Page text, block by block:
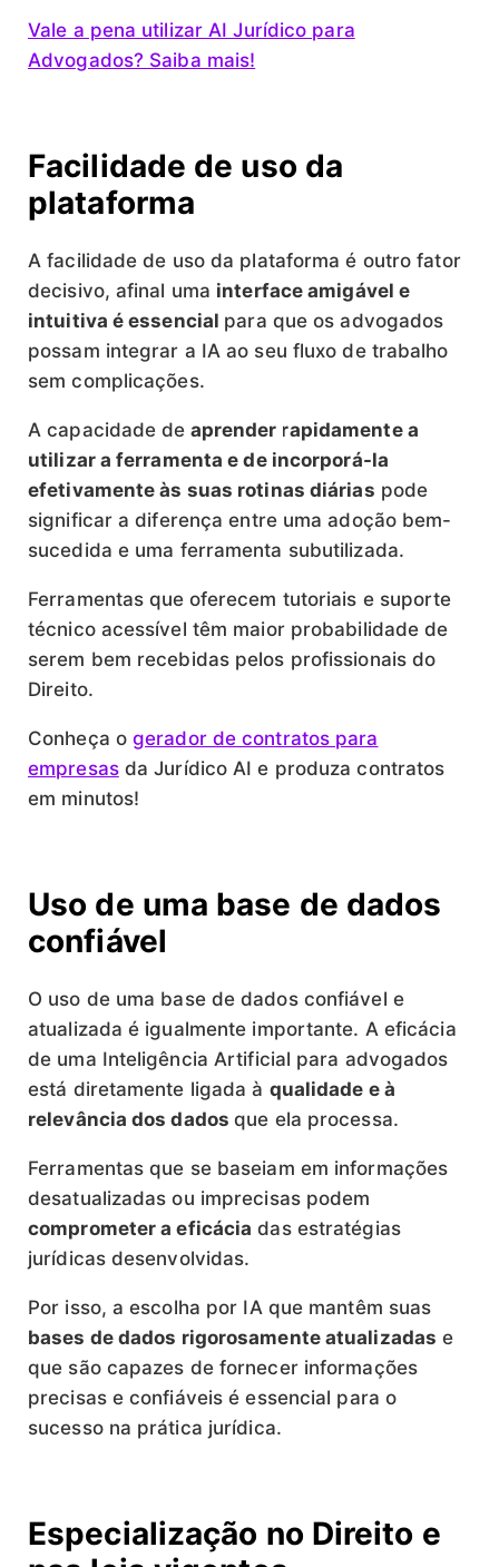
Vale a pena utilizar AI Jurídico para
Advogados? Saiba mais!
Facilidade de uso da
plataforma
A facilidade de uso da plataforma é outro fator
decisivo, afinal uma interface amigável e
intuitiva é essencial para que os advogados
possam integrar a IA ao seu fluxo de trabalho
sem complicações.
A capacidade de aprender rapidamente a
utilizar a ferramenta e de incorporá-la
efetivamente às suas rotinas diárias pode
significar a diferença entre uma adoção bem-
sucedida e uma ferramenta subutilizada.
Ferramentas que oferecem tutoriais e suporte
técnico acessível têm maior probabilidade de
serem bem recebidas pelos profissionais do
Direito.
Conheça o gerador de contratos para
empresasda Jurídico AI e produza contratos
em minutos!
Uso de uma base de dados
confiável
O uso de uma base de dados confiável e
atualizada é igualmente importante. A eficácia
de uma Inteligência Artificial para advogados
está diretamente ligada à qualidade e à
relevância dos dadosque ela processa.
Ferramentas que se baseiam em informações
desatualizadas ou imprecisas podem
comprometer a eficácia das estratégias
jurídicas desenvolvidas.
Por isso, a escolha por IA que mantêm suas
bases de dados rigorosamente atualizadas e
que são capazes de fornecer informações
precisas e confiáveis é essencial para o
sucesso na prática jurídica.
Especialização no Direito e